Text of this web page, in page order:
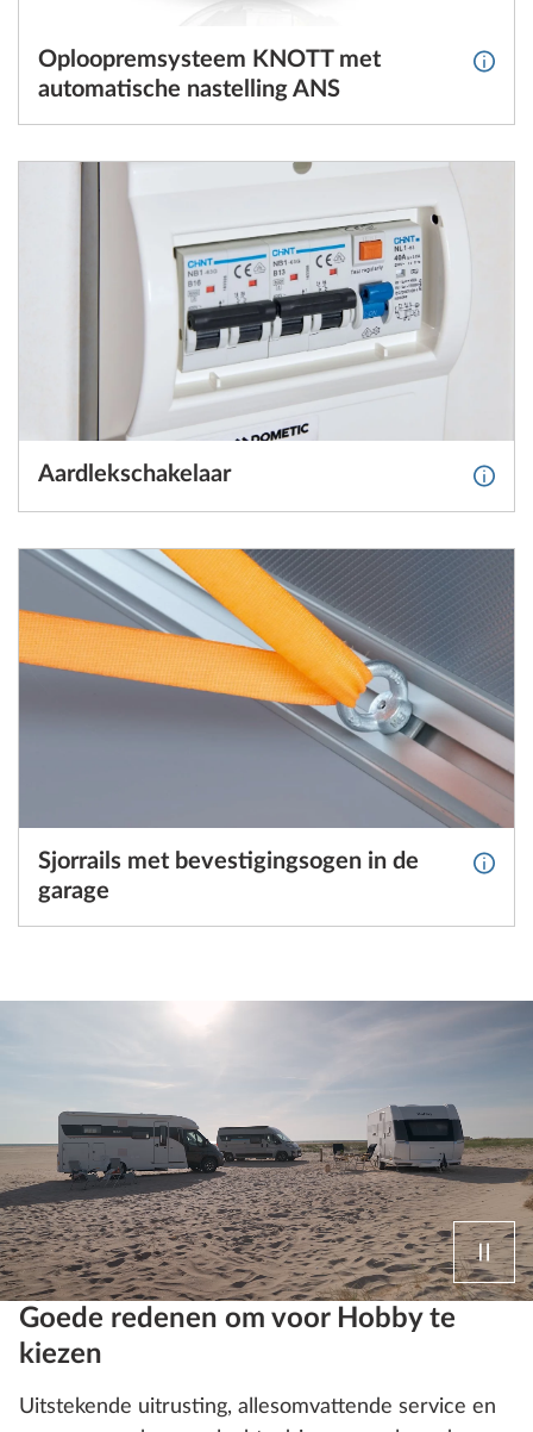
Oploopremsysteem KNOTT met
automatische nastelling ANS
Meer
Aardlekschakelaar Meer
Sjorrails met bevestigingsogen in de
garage
Meer
Goede redenen om voor Hobby te
kiezen
Uitstekende uitrusting, allesomvattende service en